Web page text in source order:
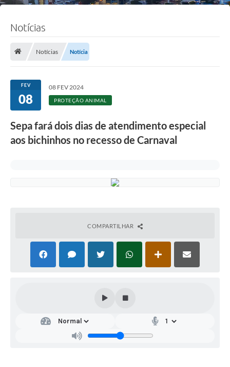
Notícias
Notícias Notícia
FEV
08
08 FEV 2024
PROTEÇÃO ANIMAL
Sepa fará dois dias de atendimento especial
aos bichinhos no recesso de Carnaval
COMPARTILHAR